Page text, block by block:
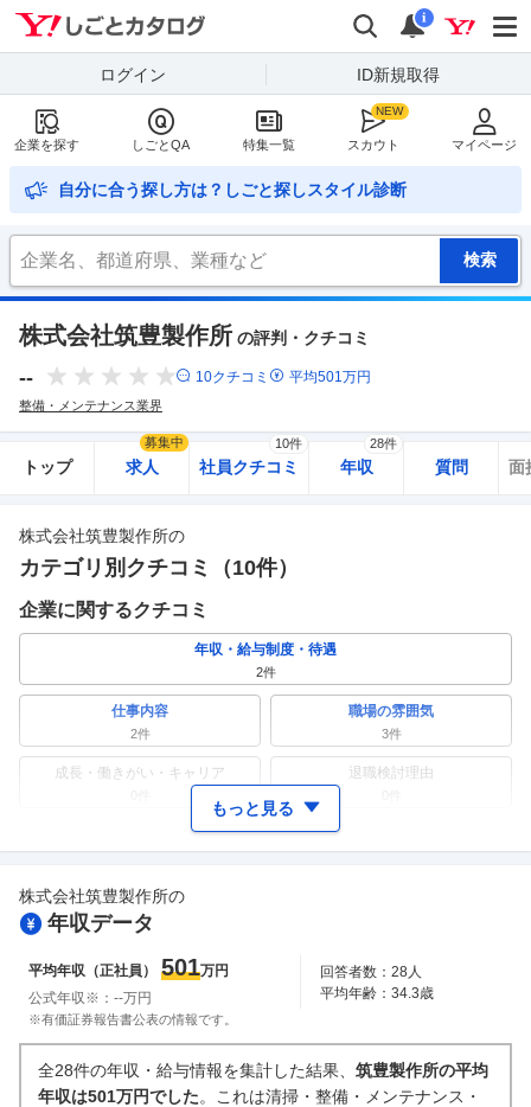
検索
通知
i
ログイン ID新規取得
企業を探す しごとQA 特集一覧 スカウト マイページ
自分に合う探し方は？しごと探しスタイル診断
株式会社筑豊製作所 の評判・クチコミ
-- 10クチコミ 平均501 万円
整備・メンテナンス業界
トップ 求人
募集中
社員クチコミ
10件
年収
28件
質問 面
株式会社筑豊製作所の
カテゴリ別クチコミ（10件）
企業に関するクチコミ
年収・給与制度・待遇
2件
仕事内容
2件
職場の雰囲気
3件
成長・働きがい・キャリア 退職検討理由
ワークライフバランス 女性の活躍・働きやすさ
副業
0件
人事・評価制度
3件 0件
企業の選考に関するクチコミ
中途採用面接・選考
0件
新卒採用面接・選考
0件
もっと見る
株式会社筑豊製作所の
年収データ
平均年収（正社員） 501万円
公式年収※： --万円
回答者数：28 人
平均年齢：34.3歳
※有価証券報告書公表の情報です。
全28件の年収・給与情報を集計した結果、 筑豊製作所の平均
年収は501万円でした。これは清掃・整備・メンテナンス・